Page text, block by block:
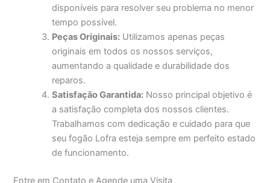
disponíveis para resolver seu problema no menor
tempo possível.
Peças Originais: Utilizamos apenas peças
originais em todos os nossos serviços,
aumentando a qualidade e durabilidade dos
reparos.
Satisfação Garantida: Nosso principal objetivo é
a satisfação completa dos nossos clientes.
Trabalhamos com dedicação e cuidado para que
seu fogão Lofra esteja sempre em perfeito estado
de funcionamento.
Entre em Contato e Agende uma Visita